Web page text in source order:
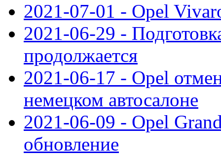
2021-07-01 - Opel
2021-06-29 -
продолжается
2021-06-17 - Opel
немецком автосалоне
2021-06-09 - Opel
обновление